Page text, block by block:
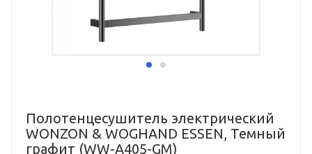
Полотенцесушитель электрический
WONZON & WOGHAND ESSEN, Темный
графит (WW-A405-GM)